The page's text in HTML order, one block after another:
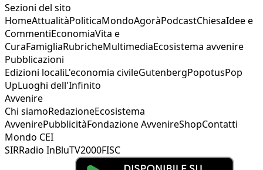
Sezioni del sito
HomeAttualitàPoliticaMondoAgoràPodcastChiesaIdee e
CommentiEconomiaVita e
CuraFamigliaRubricheMultimediaEcosistema avvenire
Pubblicazioni
Edizioni localiL'economia civileGutenbergPopotusPop
UpLuoghi dell'Infinito
Avvenire
Chi siamoRedazioneEcosistema
AvvenirePubblicitàFondazione AvvenireShopContatti
Mondo CEI
SIRRadio InBluTV2000FISC